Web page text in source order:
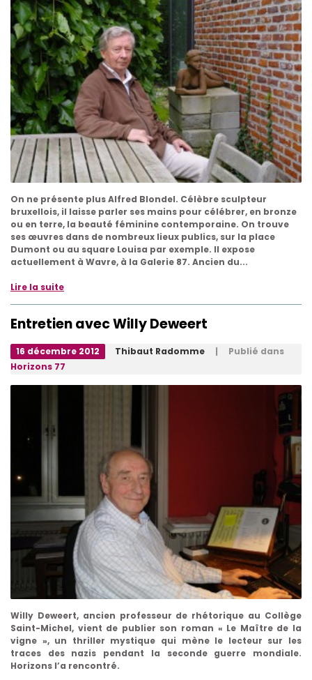
On ne présente plus Alfred Blondel. Célèbre sculpteur
bruxellois, il laisse parler ses mains pour célébrer, en bronze
ou en terre, la beauté féminine contemporaine. On trouve
ses œuvres dans de nombreux lieux publics, sur la place
Dumont ou au square Louisa par exemple. Il expose
actuellement à Wavre, à la Galerie 87. Ancien du...
Lire la suite
Entretien avec Willy Deweert
16 décembre 2012 Thibaut Radomme | Publié dans
Horizons 77
Willy Deweert, ancien professeur de rhétorique au Collège
Saint-Michel, vient de publier son roman « Le Maître de la
vigne », un thriller mystique qui mène le lecteur sur les
traces des nazis pendant la seconde guerre mondiale.
Horizons l’a rencontré.